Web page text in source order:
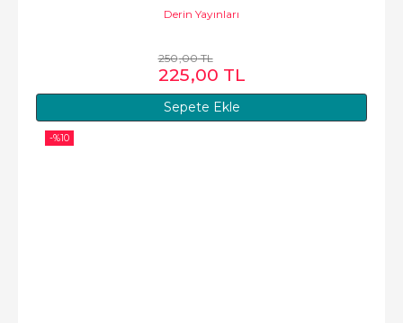
Sepete Ekle
Derin Yayınları
250,00TL
225,00 TL
-%10